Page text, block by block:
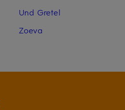
Und Gretel
Zoeva